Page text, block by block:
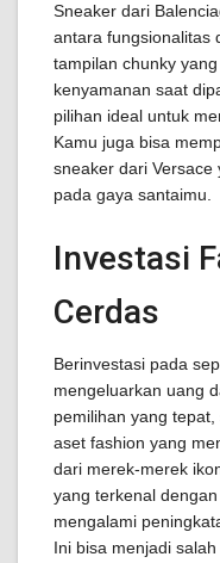
Sneaker dari
antara fungsionalitas
tampilan chunky
kenyamanan saat
pilihan ideal untuk
Kamu juga bisa
sneaker dari
pada gaya santaimu.
Investasi
Cerdas
Berinvestasi pada
mengeluarkan uang
pemilihan yang
aset fashion yang
dari merek-merek
yang terkenal
mengalami
Ini bisa menjadi